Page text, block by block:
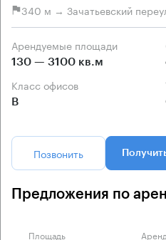
340 м → Зачатьевский
Арендуемые площади
130 — 3100 кв.м
Класс офисов
B
Позвонить
Предложения по
Площадь